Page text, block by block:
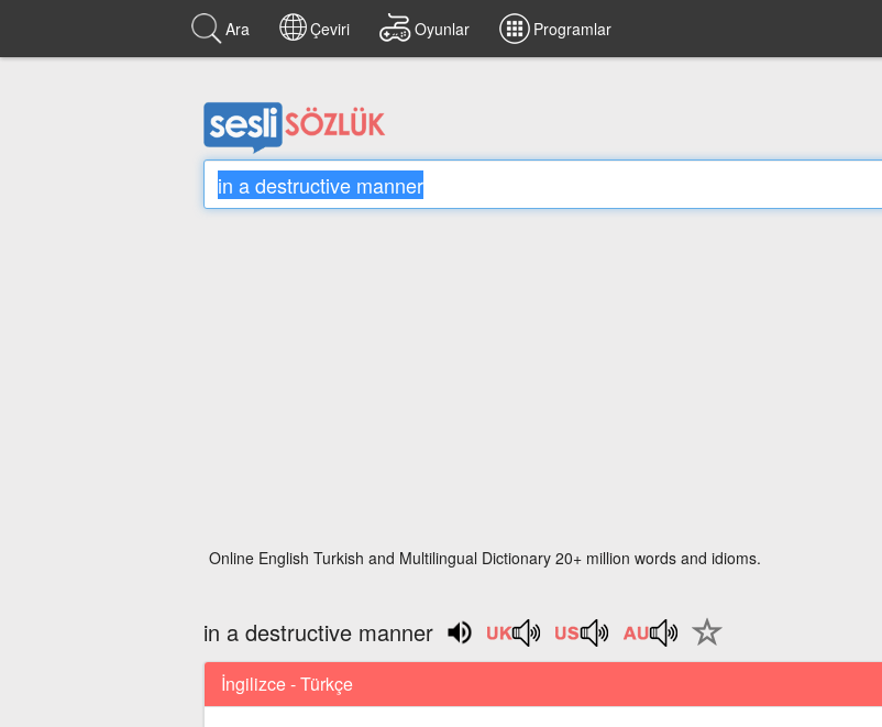
Ara Çeviri Oyunlar Programlar
Online English Turkish and Multilingual Dictionary 20+ million words and idioms.
in a destructive manner
İngilizce - Türkçe